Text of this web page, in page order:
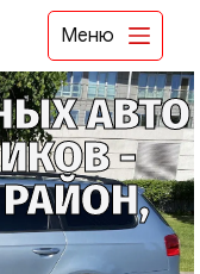
Меню
АВТО
-